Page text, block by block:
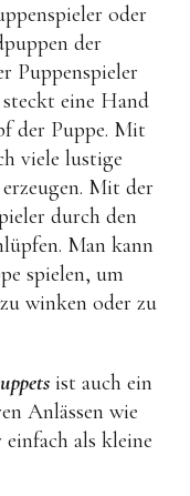
oder
der
Puppenspieler
eine Hand
der Puppe. Mit
viele lustige
Mit der
durch den
Man kann
spielen, um
winken oder zu
ist auch ein
Anlässen wie
als kleine